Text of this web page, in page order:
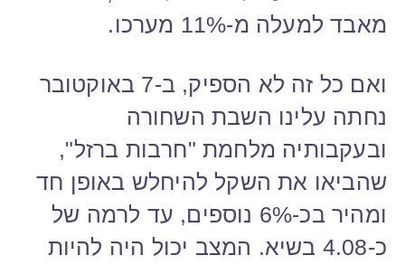
מאבד למעלה מ-11% מערכו.
ואם כל זה לא הספיק, ב-7 באוקטובר
נחתה עלינו השבת השחורה
ובעקבותיה מלחמת "חרבות ברזל",
שהביאו את השקל להיחלש באופן חד
ומהיר בכ-6% נוספים, עד לרמה של
כ-4.08 בשיא. המצב יכול היה להיות